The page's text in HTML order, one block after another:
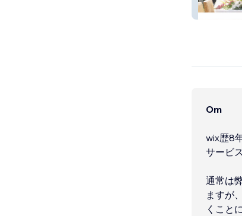
Om
wix歴8
サービ
通常は
ますが
くこと